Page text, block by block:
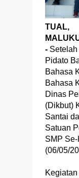
TUAL,
-
Pidato
Bahasa
Bahasa
Dinas
(Dikbut)
Santai
Satuan
SMP
(06/05/